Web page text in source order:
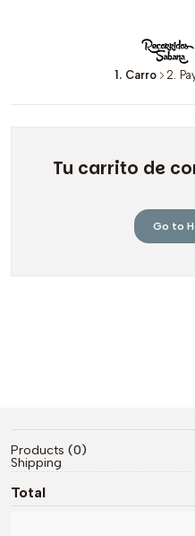
1. Carro 2.
Tu carrito de
Go to
Products 0
Shipping
Total